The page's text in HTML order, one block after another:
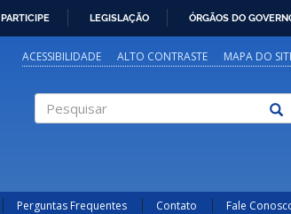
PARTICIPE LEGISLAÇÃO ÓRGÃOS DO
ACESSIBILIDADE ALTO CONTRASTE MAPA DO
Perguntas Frequentes Contato Fale